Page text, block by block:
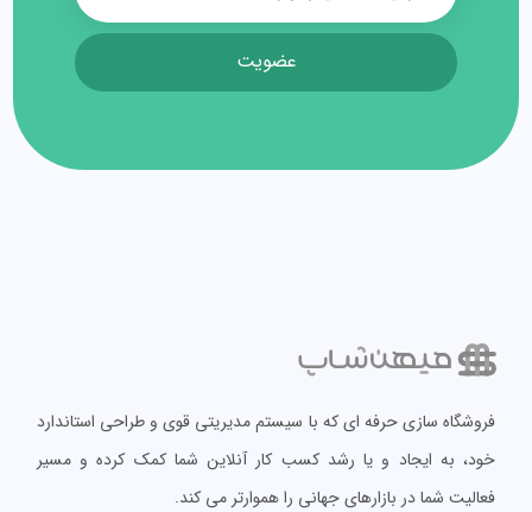
عضویت
فروشگاه سازی حرفه ای که با سیستم مدیریتی قوی و طراحی استاندارد
خود، به ایجاد و یا رشد کسب کار آنلاین شما کمک کرده و مسیر
فعالیت شما در بازارهای جهانی را هموارتر می کند.